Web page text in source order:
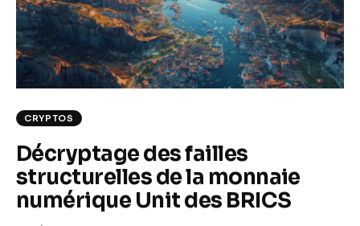
Climate
Markets
Tech
Shop
CRYPTOS
Décryptage des failles
structurelles de la monnaie
numérique Unit des BRICS